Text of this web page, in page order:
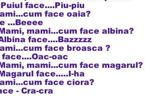
piu
face oaia?
...Beeee
mami...cum face albina?
face....Bazzzzz
face broasca ?
oac
mami...cum face magarul?
face.....I-ha
face ciora?
- Cra-cra